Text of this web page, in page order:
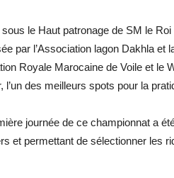
sous le Haut patronage de SM le
par l’Association lagon Dakhla et
Royale Marocaine de Voile et le
l’un des meilleurs spots pour la
journée de ce championnat a
et permettant de sélectionner les